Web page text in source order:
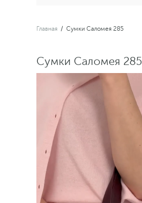
Главная / Сумки Саломея 285
Сумки Саломея 285